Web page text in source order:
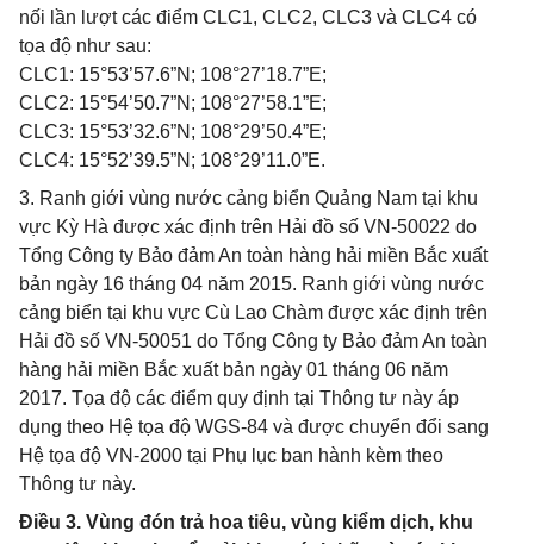
nối lần lượt các điểm CLC1, CLC2, CLC3 và CLC4 có
tọa độ như sau:
CLC1: 15°53’57.6”N; 108°27’18.7”E;
CLC2: 15°54’50.7”N; 108°27’58.1”E;
CLC3: 15°53’32.6”N; 108°29’50.4”E;
CLC4: 15°52’39.5”N; 108°29’11.0”E.
3. Ranh giới vùng nước cảng biển Quảng Nam tại khu
vực Kỳ Hà được xác định trên Hải đồ số VN-50022 do
Tổng Công ty Bảo đảm An toàn hàng hải miền Bắc xuất
bản ngày 16 tháng 04 năm 2015. Ranh giới vùng nước
cảng biển tại khu vực Cù Lao Chàm được xác định trên
Hải đồ số VN-50051 do Tổng Công ty Bảo đảm An toàn
hàng hải miền Bắc xuất bản ngày 01 tháng 06 năm
2017. Tọa độ các điểm quy định tại Thông tư này áp
dụng theo Hệ tọa độ WGS-84 và được chuyển đổi sang
Hệ tọa độ VN-2000 tại Phụ lục ban hành kèm theo
Thông tư này.
Điều 3. Vùng đón trả hoa tiêu, vùng kiểm dịch, khu